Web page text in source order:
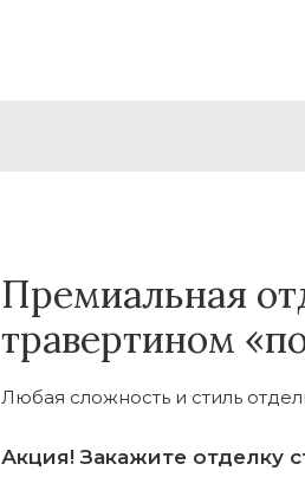
Премиальная
травертином
Любая сложность и стиль
Акция! Закажите отделку